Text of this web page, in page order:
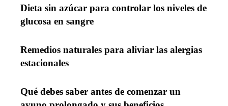
Dieta sin azúcar para controlar los niveles de
glucosa en sangre
Remedios naturales para aliviar las alergias
estacionales
Qué debes saber antes de comenzar un